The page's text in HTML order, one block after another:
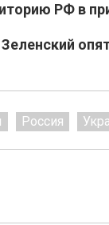
РФ в
Россия